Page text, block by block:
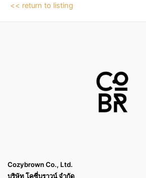
<< return to listing
Cozybrown Co., Ltd.
บริษัท โคซี่บราวน์ จำกัด